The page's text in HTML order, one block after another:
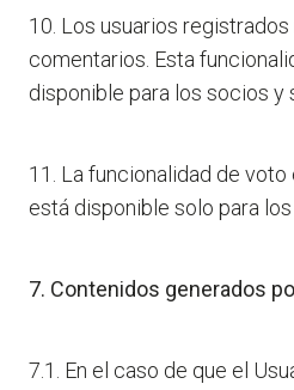
10. Los usuarios
comentarios. Esta
disponible para los socios y
11. La funcionalidad de
está disponible solo para
7. Contenidos generados
7.1. En el caso de que el